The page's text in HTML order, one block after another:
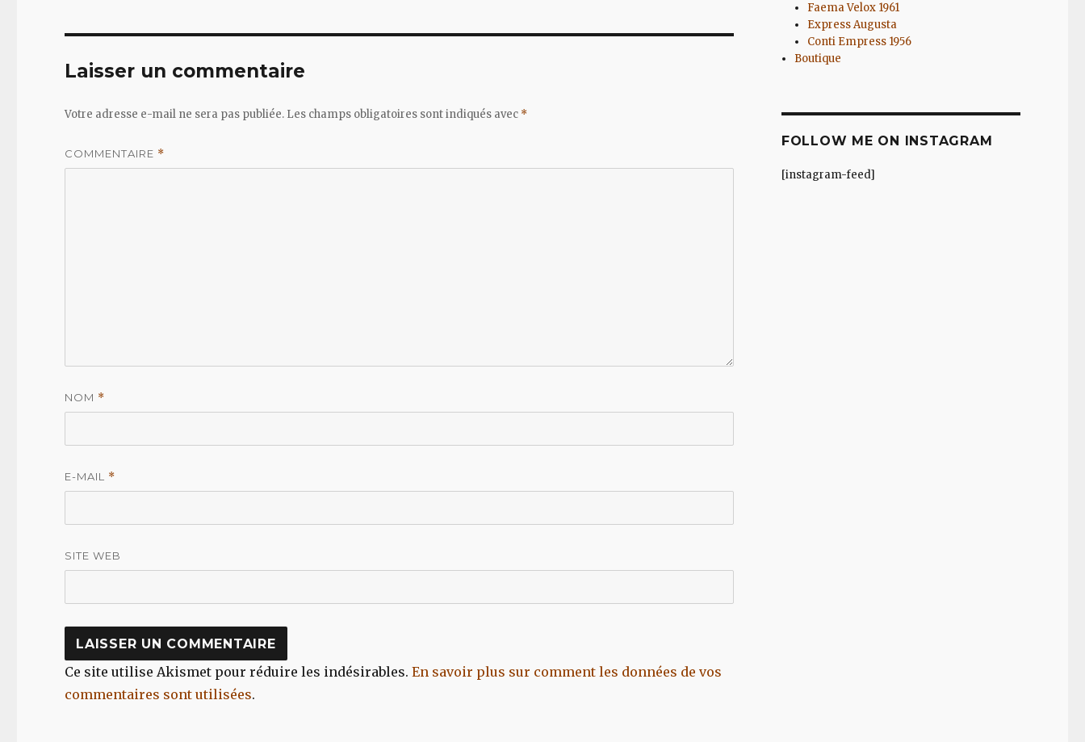
Laisser un commentaire
Votre adresse e-mail ne sera pas publiée. Les champs obligatoires sont indiqués avec *
COMMENTAIRE *
NOM *
E-MAIL *
SITE WEB
Ce site utilise Akismet pour réduire les indésirables.En savoir plus sur comment les données de vos
commentaires sont utilisées.
Faema Velox 1961
Express Augusta
Conti Empress 1956
Boutique
FOLLOW ME ON INSTAGRAM
[instagram-feed]